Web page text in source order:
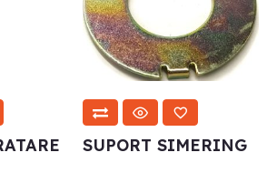
SUPORT SIMERING